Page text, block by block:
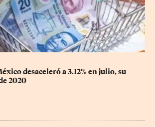
desaceleró a 3.12% en julio, su
2020